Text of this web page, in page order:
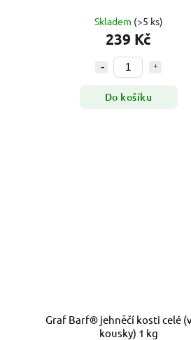
Skladem (>5 ks)
239 Kč
Do košíku
Graf Barf® jehněčí kosti celé
kousky) 1 kg